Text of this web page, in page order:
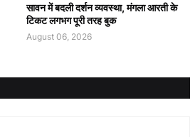
सावन में बदली दर्शन व्यवस्था, मंगला आरती के
टिकट लगभग पूरी तरह बुक
August 06, 2026